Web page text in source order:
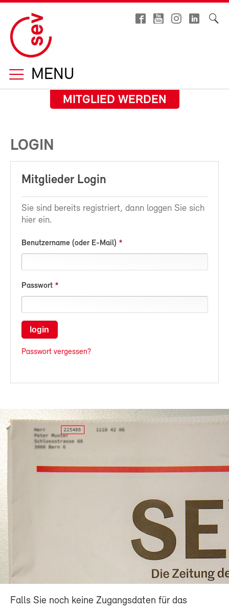
MENU
MITGLIED WERDEN
LOGIN
Mitglieder Login
Sie sind bereits registriert, dann loggen Sie sich
hier ein.
Benutzername (oder E-Mail)
Passwort
login
Passwort vergessen?
Falls Sie noch keine Zugangsdaten für das